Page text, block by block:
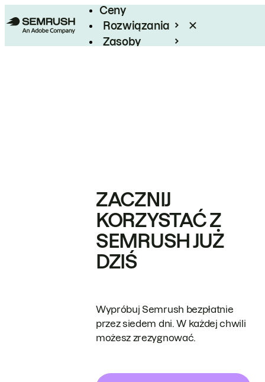
Ceny
Rozwiązania
Zasoby
ZACZNIJ
KORZYSTAĆ Z
SEMRUSH JUŻ
DZIŚ
Wypróbuj Semrush bezpłatnie
przez siedem dni. W każdej chwili
możesz zrezygnować.